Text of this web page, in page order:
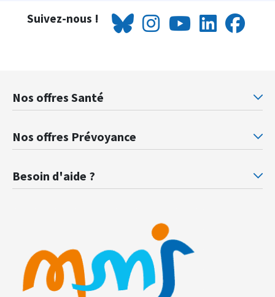
Suivez-nous !
Nos offres Santé
Mutuelle santé Retraités justice
Nos offres Prévoyance
Besoin d'aide ?